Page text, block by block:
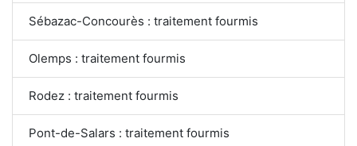
Sébazac-Concourès : traitement fourmis
Olemps : traitement fourmis
Rodez : traitement fourmis
Pont-de-Salars : traitement fourmis